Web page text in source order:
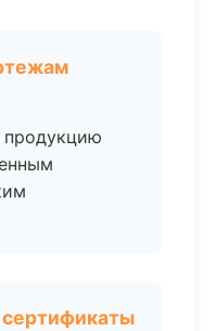
продукцию